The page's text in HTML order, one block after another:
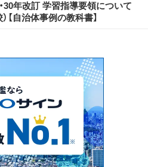
30年改訂 学習指導要領について
）【自治体事例の教科書】